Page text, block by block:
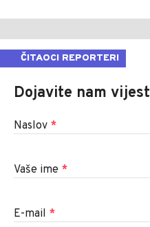
ČITAOCI REPORTERI
Dojavite nam vijest
Naslov *
Vaše ime *
E-mail *